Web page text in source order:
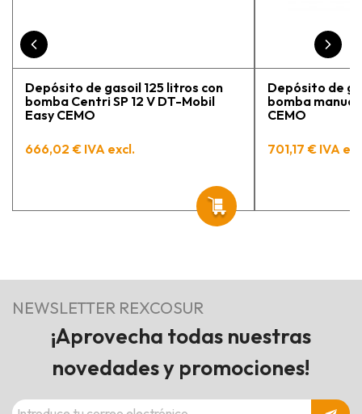
Depósito de gasoil 125 litros con
bomba Centri SP 12 V DT-Mobil
Easy CEMO
666,02 € IVA excl.
Depósito de
bomba
CEMO
701,17 € IVA
NEWSLETTER REXCOSUR
¡Aprovecha todas nuestras
novedades y promociones!